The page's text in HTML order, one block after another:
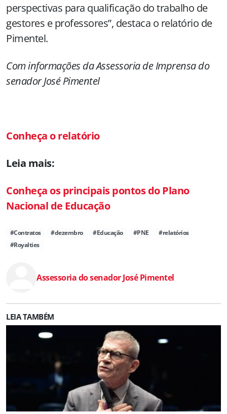
perspectivas para qualificação do trabalho de
gestores e professores”, destaca o relatório de
Pimentel.
Com informações da Assessoria de Imprensa do
senador José Pimentel
Conheça o relatório
Leia mais:
Conheça os principais pontos do Plano
Nacional de Educação
#Contratos #dezembro #Educação #PNE
#relatórios
#Royalties
Assessoria do senador José Pimentel
LEIA TAMBÉM